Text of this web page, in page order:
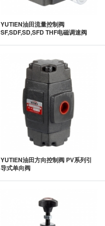
YUTIEN油田流量控制阀
SF,SDF,SD,SFD THF电磁调速阀
YUTIEN油田方向控制阀 PV系列引
导式单向阀